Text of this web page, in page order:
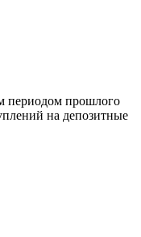
периодом прошлого
на депозитные